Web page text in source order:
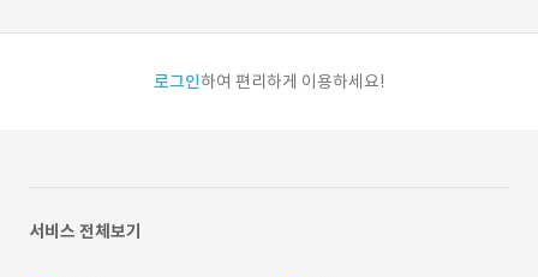
로그인하여 편리하게 이용하세요!
서비스 전체보기